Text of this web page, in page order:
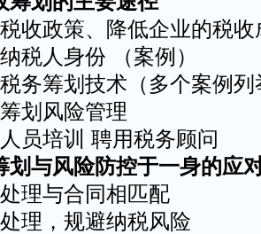
收政策、降低企业的税
税人身份 （案例）
务筹划技术（多个案例列
划风险管理
员培训 聘用税务顾问
划与风险防控于一身的应
理与合同相匹配
理，规避纳税风险